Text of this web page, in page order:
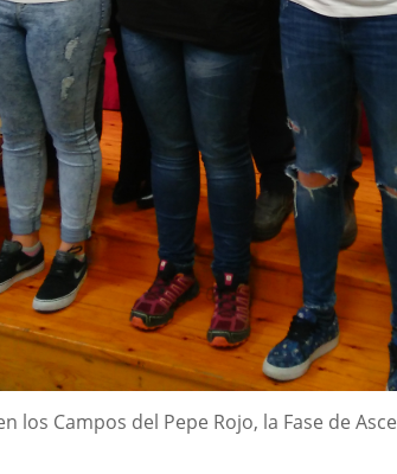
los Campos del Pepe Rojo, la Fase de